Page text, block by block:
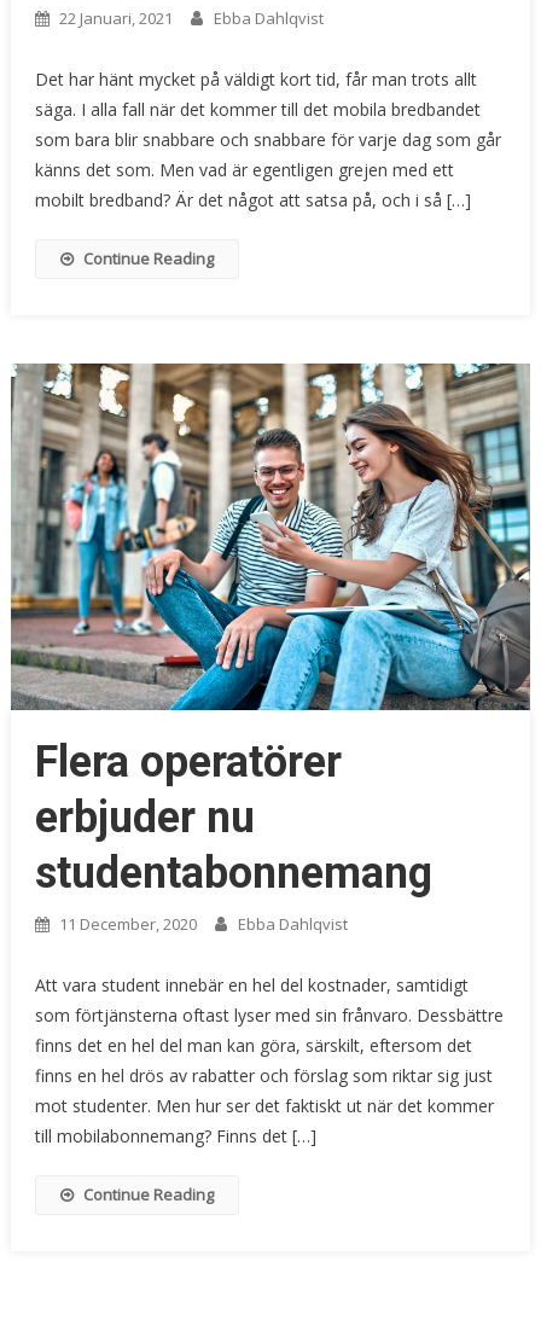
22 Januari, 2021 Ebba Dahlqvist
Det har hänt mycket på väldigt kort tid, får man trots allt
säga. I alla fall när det kommer till det mobila bredbandet
som bara blir snabbare och snabbare för varje dag som går
känns det som. Men vad är egentligen grejen med ett
mobilt bredband? Är det något att satsa på, och i så […]
Continue Reading
Flera operatörer
erbjuder nu
studentabonnemang
11 December, 2020 Ebba Dahlqvist
Att vara student innebär en hel del kostnader, samtidigt
som förtjänsterna oftast lyser med sin frånvaro. Dessbättre
finns det en hel del man kan göra, särskilt, eftersom det
finns en hel drös av rabatter och förslag som riktar sig just
mot studenter. Men hur ser det faktiskt ut när det kommer
till mobilabonnemang? Finns det […]
Continue Reading